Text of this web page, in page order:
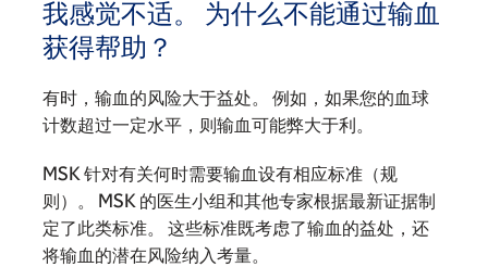
我感觉不适。 为什么不能通过输血
获得帮助？
有时，输血的风险大于益处。 例如，如果您的血球
计数超过一定水平，则输血可能弊大于利。
MSK 针对有关何时需要输血设有相应标准（规
则）。 MSK 的医生小组和其他专家根据最新证据制
定了此类标准。 这些标准既考虑了输血的益处，还
将输血的潜在风险纳入考量。